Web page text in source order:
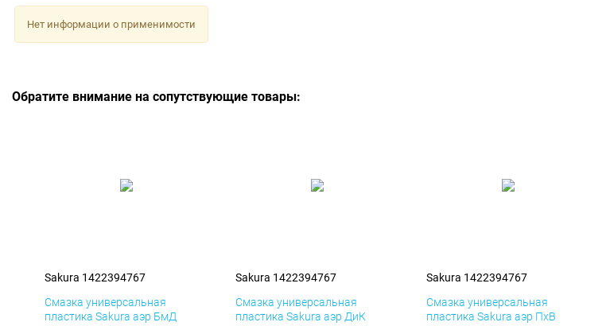
Нет информации о применимости
Обратите внимание на сопутствующие товары:
Sakura 1422394767
Смазка универсальная
пластика Sakura аэр БмД
Sakura 1422394767
Смазка универсальная
пластика Sakura аэр ДиК
Sakura 1422394767
Смазка универсальная
пластика Sakura аэр ПхВ